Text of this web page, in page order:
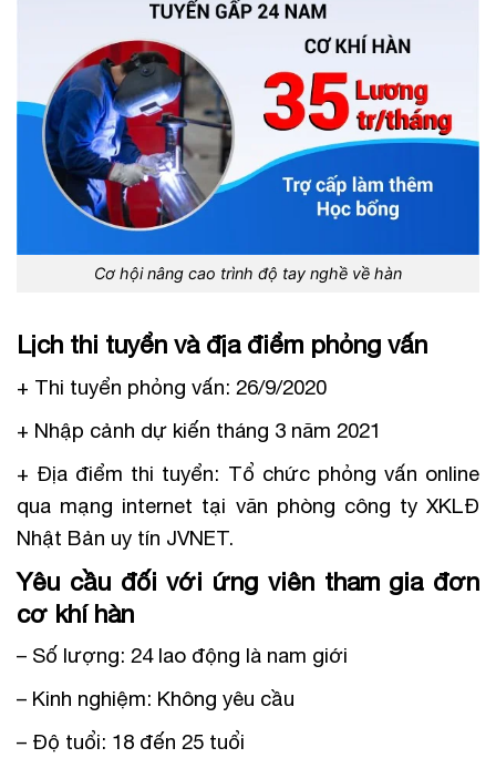
Cơ hội nâng cao trình độ tay nghề về hàn
Lịch thi tuyển và địa điểm phỏng vấn
+ Thi tuyển phỏng vấn: 26/9/2020
+ Nhập cảnh dự kiến tháng 3 năm 2021
+ Địa điểm thi tuyển: Tổ chức phỏng vấn online
qua mạng internet tại văn phòng công ty XKLĐ
Nhật Bản uy tín JVNET.
Yêu cầu đối với ứng viên tham gia đơn
cơ khí hàn
– Số lượng: 24 lao động là nam giới
– Kinh nghiệm: Không yêu cầu
– Độ tuổi: 18 đến 25 tuổi